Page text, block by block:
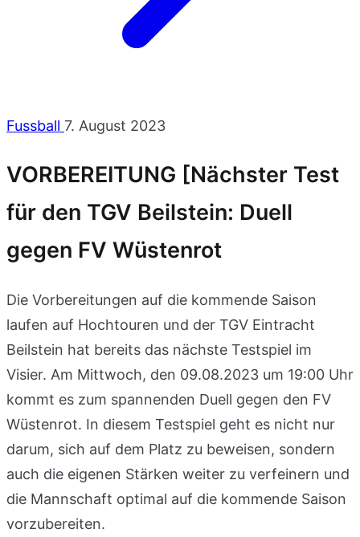
Fussball 7. August 2023
VORBEREITUNG [Nächster Test
für den TGV Beilstein: Duell
gegen FV Wüstenrot
Die Vorbereitungen auf die kommende Saison
laufen auf Hochtouren und der TGV Eintracht
Beilstein hat bereits das nächste Testspiel im
Visier. Am Mittwoch, den 09.08.2023 um 19:00 Uhr
kommt es zum spannenden Duell gegen den FV
Wüstenrot. In diesem Testspiel geht es nicht nur
darum, sich auf dem Platz zu beweisen, sondern
auch die eigenen Stärken weiter zu verfeinern und
die Mannschaft optimal auf die kommende Saison
vorzubereiten.